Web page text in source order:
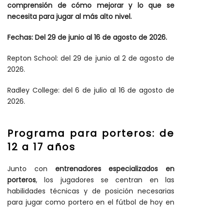
comprensión de cómo mejorar y lo que se
necesita para jugar al más alto nivel.
Fechas: Del 29 de junio al 16 de agosto de 2026.
Repton School: del 29 de junio al 2 de agosto de
2026.
Radley College: del 6 de julio al 16 de agosto de
2026.
Programa para porteros: de
12 a 17 años
Junto con entrenadores especializados en
porteros, los jugadores se centran en las
habilidades técnicas y de posición necesarias
para jugar como portero en el fútbol de hoy en